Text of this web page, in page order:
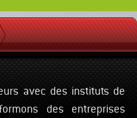
avec des instituts de
des entreprises